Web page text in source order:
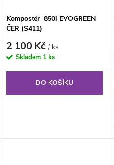
ů
Kompostér 850l EVOGREEN
ČER (S411)
2 100 Kč/ ks
Skladem 1 ks
DO KOŠÍKU